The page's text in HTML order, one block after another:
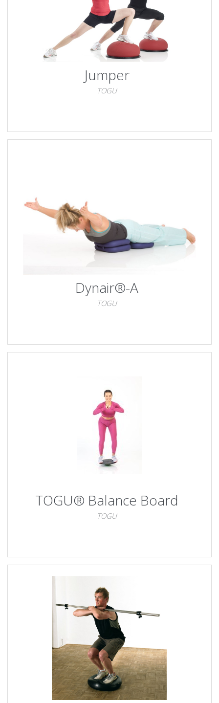
Jumper
TOGU
Dynair®-A
TOGU
TOGU® Balance Board
TOGU